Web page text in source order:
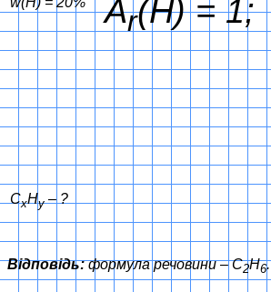
Ar(H) = 1;
СxНy – ?
Відповідь:формула речовини – С2Н6.